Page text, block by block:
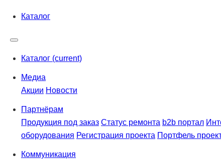
Каталог
Каталог (current)
Медиа
Акции Новости
Партнёрам
Продукция под заказ Статус ремонта b2b портал
оборудования Регистрация проекта Портфель
Коммуникация